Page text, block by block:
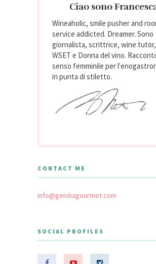
Ciao sono
Wineaholic, smile pusher and
service addicted. Dreamer. Sono
giornalista, scrittrice, wine tutor,
WSET e Donna del vino.
senso femminile per
in punta di stiletto.
CONTACT ME
info@geishagourmet.com
SOCIAL PROFILES